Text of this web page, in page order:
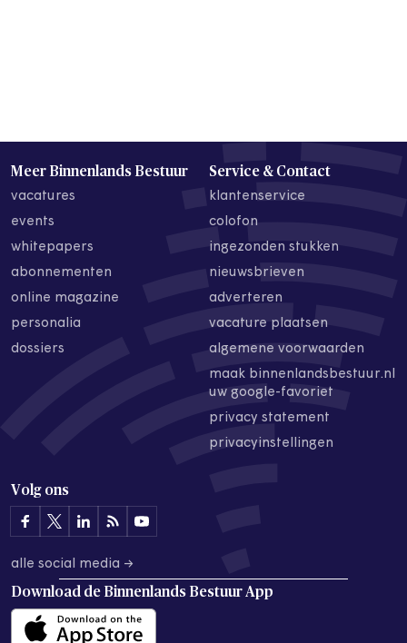
Meer Binnenlands Bestuur
vacatures
events
whitepapers
abonnementen
online magazine
personalia
dossiers
Service & Contact
klantenservice
colofon
ingezonden stukken
nieuwsbrieven
adverteren
vacature plaatsen
algemene voorwaarden
maak binnenlandsbestuur.nl
uw google-favoriet
privacy statement
privacyinstellingen
Volg ons
alle social media →
Download de Binnenlands Bestuur App